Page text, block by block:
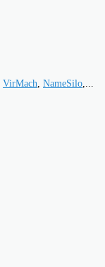
VirMach, NameSilo,...